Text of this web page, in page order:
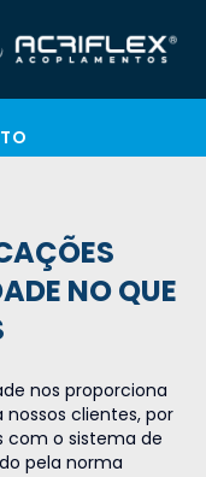
NO QUE
nos proporciona
clientes, por
o sistema de
pela norma